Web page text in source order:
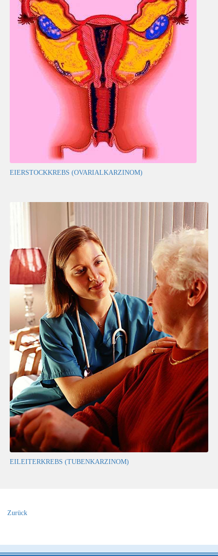
EIERSTOCKKREBS (OVARIALKARZINOM)
EILEITERKREBS (TUBENKARZINOM)
Zurück